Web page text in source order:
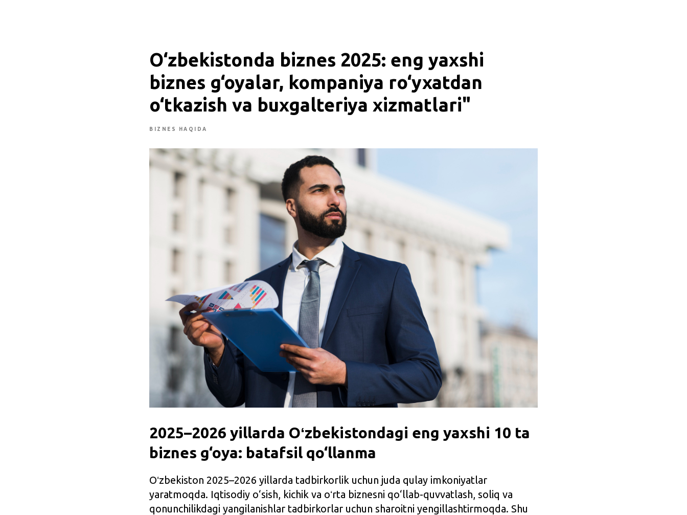
O‘zbekistonda biznes 2025: eng yaxshi
biznes g‘oyalar, kompaniya ro‘yxatdan
o‘tkazish va buxgalteriya xizmatlari"
BIZNES HAQIDA
2025–2026 yillarda Oʻzbekistondagi eng yaxshi 10 ta
biznes g‘oya: batafsil qo‘llanma
Oʻzbekiston 2025–2026 yillarda tadbirkorlik uchun juda qulay imkoniyatlar
yaratmoqda. Iqtisodiy o‘sish, kichik va oʻrta biznesni qo‘llab-quvvatlash, soliq va
qonunchilikdagi yangilanishlar tadbirkorlar uchun sharoitni yengillashtirmoqda. Shu